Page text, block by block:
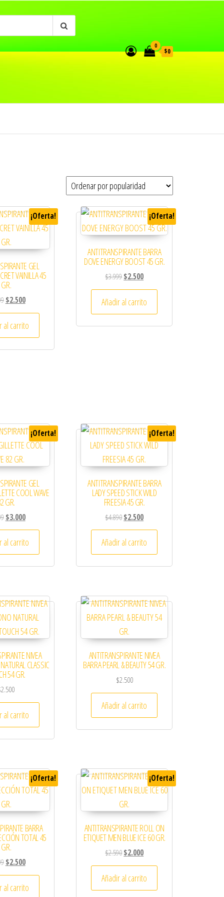
0
$0
¡Oferta!
GEL
VAINILLA 45
GR.
El precio original era: $4.299.
$2.500El precio actual es: $2.500.
al carrito
¡Oferta!
ANTITRANSPIRANTE BARRA
DOVE ENERGY BOOST 45 GR.
$3.999El precio original era: $3.999.
$2.500El precio actual es: $2.500.
Añadir al carrito
¡Oferta!
GEL
COOL WAVE
GR.
El precio original era: $5.999.
$3.000El precio actual es: $3.000.
al carrito
¡Oferta!
ANTITRANSPIRANTE BARRA
LADY SPEED STICK WILD
FREESIA 45 GR.
$4.890El precio original era: $4.890.
$2.500El precio actual es: $2.500.
Añadir al carrito
NIVEA
CLASSIC
54 GR.
2.500
al carrito
ANTITRANSPIRANTE NIVEA
BARRA PEARL & BEAUTY 54 GR.
$2.500
Añadir al carrito
¡Oferta!
BARRA
TOTAL 45
GR.
El precio original era: $3.999.
$2.500El precio actual es: $2.500.
al carrito
¡Oferta!
ANTITRANSPIRANTE ROLL ON
ETIQUET MEN BLUE ICE 60 GR.
$2.590El precio original era: $2.590.
$2.000El precio actual es: $2.000.
Añadir al carrito